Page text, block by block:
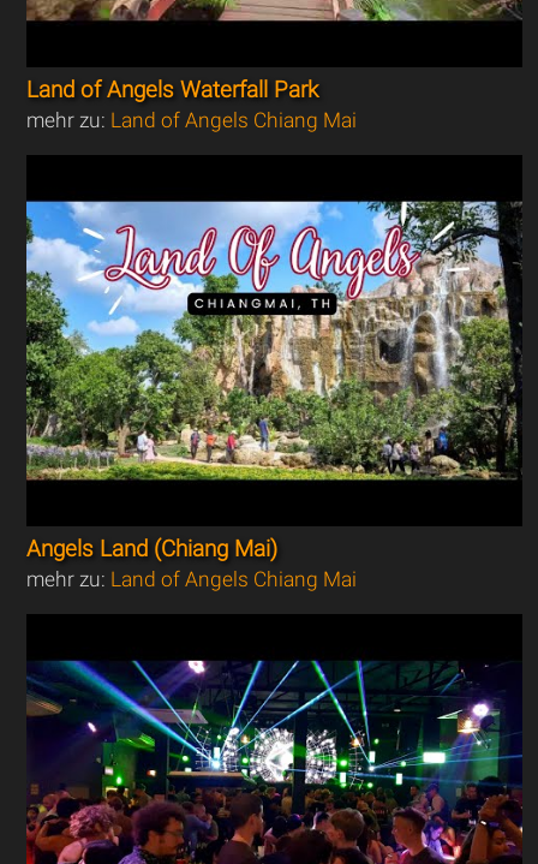
Land of Angels Waterfall Park
mehr zu: Land of Angels Chiang Mai
Angels Land (Chiang Mai)
mehr zu: Land of Angels Chiang Mai